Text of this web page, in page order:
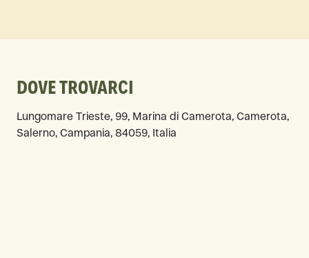
DOVE TROVARCI
Lungomare Trieste, 99, Marina di Camerota, Camerota,
Salerno, Campania, 84059, Italia